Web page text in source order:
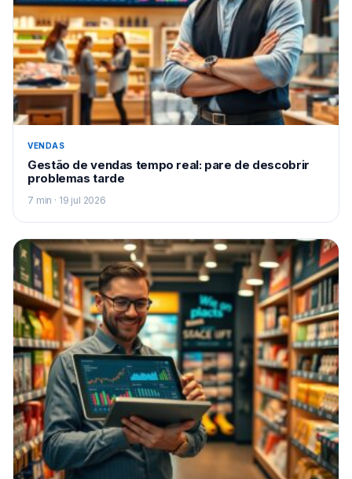
VENDAS
Gestão de vendas tempo real: pare de descobrir
problemas tarde
7 min · 19 jul 2026